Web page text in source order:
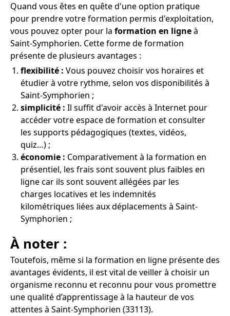
Quand vous êtes en quête d'une option pratique
pour prendre votre formation permis d'exploitation,
vous pouvez opter pour la formation en ligneà
Saint-Symphorien. Cette forme de formation
présente de plusieurs avantages :
flexibilité : Vous pouvez choisir vos horaires et
étudier à votre rythme, selon vos disponibilités à
Saint-Symphorien ;
simplicité : Il suffit d'avoir accès à Internet pour
accéder votre espace de formation et consulter
les supports pédagogiques (textes, vidéos,
quiz…) ;
économie : Comparativement à la formation en
présentiel, les frais sont souvent plus faibles en
ligne car ils sont souvent allégées par les
charges locatives et les indemnités
kilométriques liées aux déplacements à Saint-
Symphorien ;
À noter :
Toutefois, même si la formation en ligne présente des
avantages évidents, il est vital de veiller à choisir un
organisme reconnu et reconnu pour vous promettre
une qualité d’apprentissage à la hauteur de vos
attentes à Saint-Symphorien (33113).